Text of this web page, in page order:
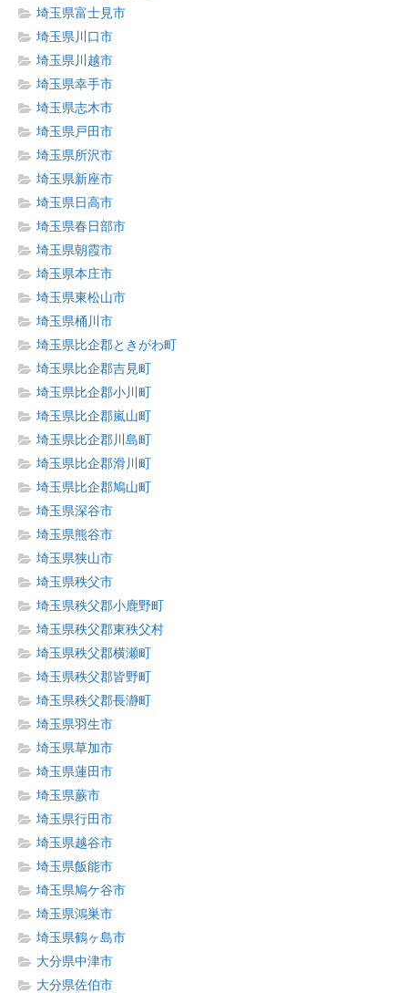
埼玉県富士見市
埼玉県川口市
埼玉県川越市
埼玉県幸手市
埼玉県志木市
埼玉県戸田市
埼玉県所沢市
埼玉県新座市
埼玉県日高市
埼玉県春日部市
埼玉県朝霞市
埼玉県本庄市
埼玉県東松山市
埼玉県桶川市
埼玉県比企郡ときがわ町
埼玉県比企郡吉見町
埼玉県比企郡小川町
埼玉県比企郡嵐山町
埼玉県比企郡川島町
埼玉県比企郡滑川町
埼玉県比企郡鳩山町
埼玉県深谷市
埼玉県熊谷市
埼玉県狭山市
埼玉県秩父市
埼玉県秩父郡小鹿野町
埼玉県秩父郡東秩父村
埼玉県秩父郡横瀬町
埼玉県秩父郡皆野町
埼玉県秩父郡長瀞町
埼玉県羽生市
埼玉県草加市
埼玉県蓮田市
埼玉県蕨市
埼玉県行田市
埼玉県越谷市
埼玉県飯能市
埼玉県鳩ケ谷市
埼玉県鴻巣市
埼玉県鶴ヶ島市
大分県中津市
大分県佐伯市